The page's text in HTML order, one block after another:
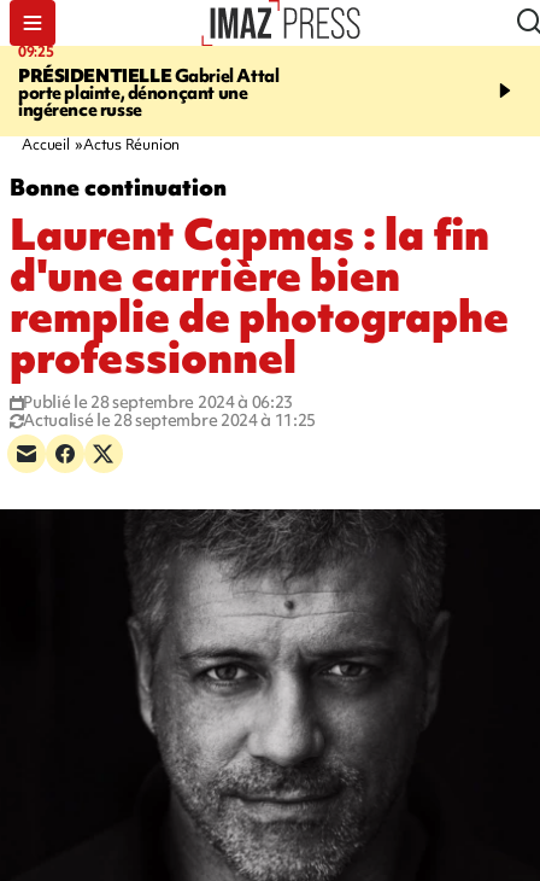
09:25
PRÉSIDENTIELLEGabriel Attal
porte plainte, dénonçant une
ingérence russe
11:43
accident après le virage
Accueil Actus Réunion
Bonne continuation
Laurent Capmas : la fin
d'une carrière bien
remplie de photographe
professionnel
Publié le 28 septembre 2024 à 06:23
Actualisé le 28 septembre 2024 à 11:25